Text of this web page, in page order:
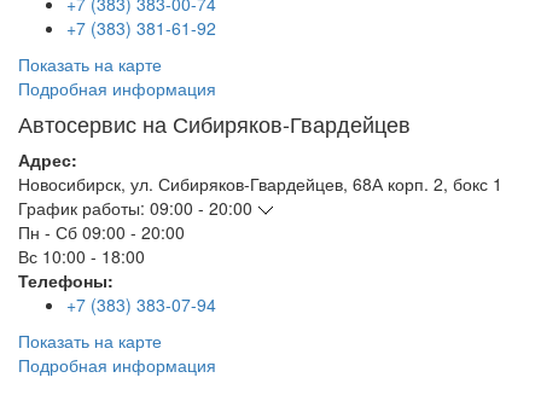
+7 (383) 381-61-92
Показать на карте
Подробная информация
Автосервис на Сибиряков-Гвардейцев
Адрес:
Новосибирск, ул. Сибиряков-Гвардейцев, 68А корп. 2, бокс 1
График работы: 09:00 - 20:00
Пн - Сб 09:00 - 20:00
Вс 10:00 - 18:00
Телефоны:
+7 (383) 383-07-94
Показать на карте
Подробная информация